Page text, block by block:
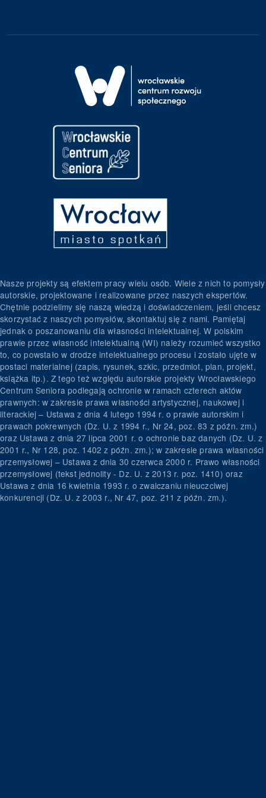
Nasze projekty są efektem pracy wielu osób. Wiele z nich to pomysły
autorskie, projektowane i realizowane przez naszych ekspertów.
Chętnie podzielimy się naszą wiedzą i doświadczeniem, jeśli chcesz
skorzystać z naszych pomysłów, skontaktuj się z nami. Pamiętaj
jednak o poszanowaniu dla własności intelektualnej. W polskim
prawie przez własność intelektualną (WI) należy rozumieć wszystko
to, co powstało w drodze intelektualnego procesu i zostało ujęte w
postaci materialnej (zapis, rysunek, szkic, przedmiot, plan, projekt,
książka itp.). Z tego też względu autorskie projekty Wrocławskiego
Centrum Seniora podlegają ochronie w ramach czterech aktów
prawnych: w zakresie prawa własności artystycznej, naukowej i
literackiej – Ustawa z dnia 4 lutego 1994 r. o prawie autorskim i
prawach pokrewnych (Dz. U. z 1994 r., Nr 24, poz. 83 z późn. zm.)
oraz Ustawa z dnia 27 lipca 2001 r. o ochronie baz danych (Dz. U. z
2001 r., Nr 128, poz. 1402 z późn. zm.); w zakresie prawa własności
przemysłowej – Ustawa z dnia 30 czerwca 2000 r. Prawo własności
przemysłowej (tekst jednolity - Dz. U. z 2013 r. poz. 1410) oraz
Ustawa z dnia 16 kwietnia 1993 r. o zwalczaniu nieuczciwej
konkurencji (Dz. U. z 2003 r., Nr 47, poz. 211 z późn. zm.).